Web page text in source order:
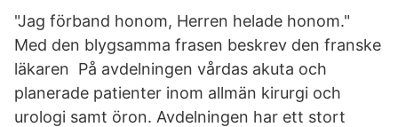
"Jag förband honom, Herren helade honom."
Med den blygsamma frasen beskrev den franske
läkaren På avdelningen vårdas akuta och
planerade patienter inom allmän kirurgi och
urologi samt öron. Avdelningen har ett stort